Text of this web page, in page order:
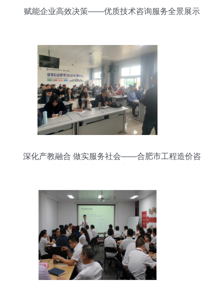
赋能企业高效决策——优质技术咨询服务全景展示
深化产教融合 做实服务社会——合肥市工程造价咨